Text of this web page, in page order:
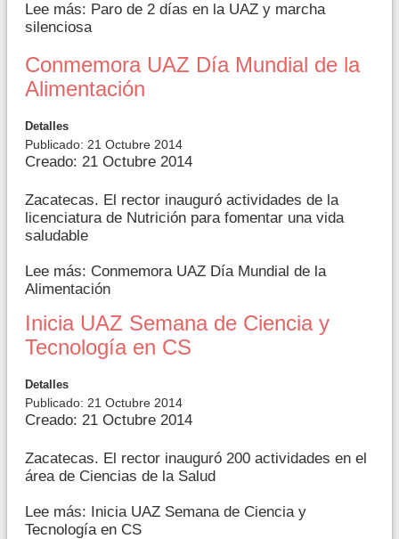
Lee más: Paro de 2 días en la UAZ y marcha
silenciosa
Conmemora UAZ Día Mundial de la
Alimentación
Detalles
Publicado: 21 Octubre 2014
Creado: 21 Octubre 2014
Zacatecas. El rector inauguró actividades de la
licenciatura de Nutrición para fomentar una vida
saludable
Lee más: Conmemora UAZ Día Mundial de la
Alimentación
Inicia UAZ Semana de Ciencia y
Tecnología en CS
Detalles
Publicado: 21 Octubre 2014
Creado: 21 Octubre 2014
Zacatecas. El rector inauguró 200 actividades en el
área de Ciencias de la Salud
Lee más: Inicia UAZ Semana de Ciencia y
Tecnología en CS